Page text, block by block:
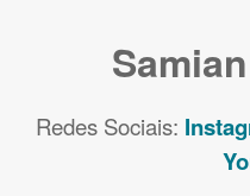
Samian
Redes Sociais: